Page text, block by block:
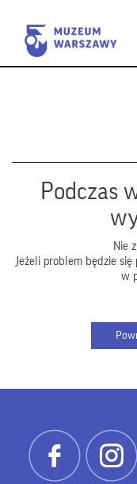
Podczas
Nie
Jeżeli problem będzie
w